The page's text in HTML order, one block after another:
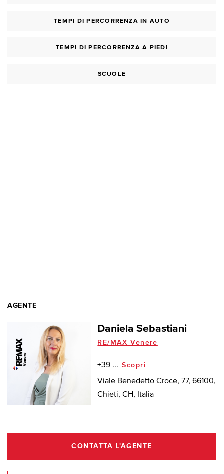
TEMPI DI PERCORRENZA IN AUTO
TEMPI DI PERCORRENZA A PIEDI
SCUOLE
AGENTE
Daniela Sebastiani
RE/MAX Venere
+39 ... Scopri
Viale Benedetto Croce, 77, 66100,
Chieti, CH, Italia
CONTATTA L'AGENTE